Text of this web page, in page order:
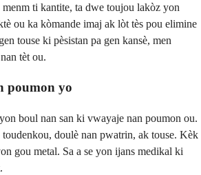
menm ti kantite, ta dwe toujou lakòz yon
ou ka kòmande imaj ak lòt tès pou elimine
touse ki pèsistan pa gen kansè, men
tèt ou.
poumon yo
boul nan san ki vwayaje nan poumon ou.
doulè nan pwatrin, ak touse. Kèk
gou metal. Sa a se yon ijans medikal ki